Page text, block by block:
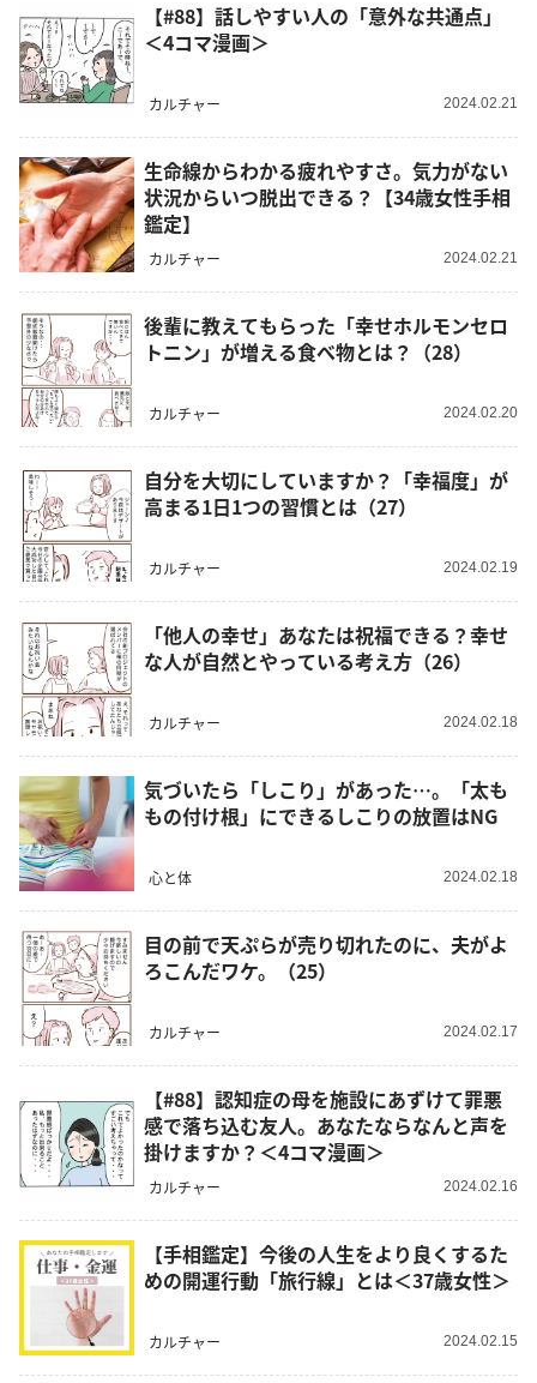
【#88】話しやすい人の「意外な共通点」
＜4コマ漫画＞
カルチャー 2024.02.21
生命線からわかる疲れやすさ。気力がない
状況からいつ脱出できる？【34歳女性手相
鑑定】
カルチャー 2024.02.21
後輩に教えてもらった「幸せホルモンセロ
トニン」が増える食べ物とは？（28）
カルチャー 2024.02.20
自分を大切にしていますか？「幸福度」が
高まる1日1つの習慣とは（27）
カルチャー 2024.02.19
「他人の幸せ」あなたは祝福できる？幸せ
な人が自然とやっている考え方（26）
カルチャー 2024.02.18
気づいたら「しこり」があった…。「太も
もの付け根」にできるしこりの放置はNG
心と体 2024.02.18
目の前で天ぷらが売り切れたのに、夫がよ
ろこんだワケ。（25）
カルチャー 2024.02.17
【#88】認知症の母を施設にあずけて罪悪
感で落ち込む友人。あなたならなんと声を
掛けますか？＜4コマ漫画＞
カルチャー 2024.02.16
【手相鑑定】今後の人生をより良くするた
めの開運行動「旅行線」とは＜37歳女性＞
カルチャー 2024.02.15